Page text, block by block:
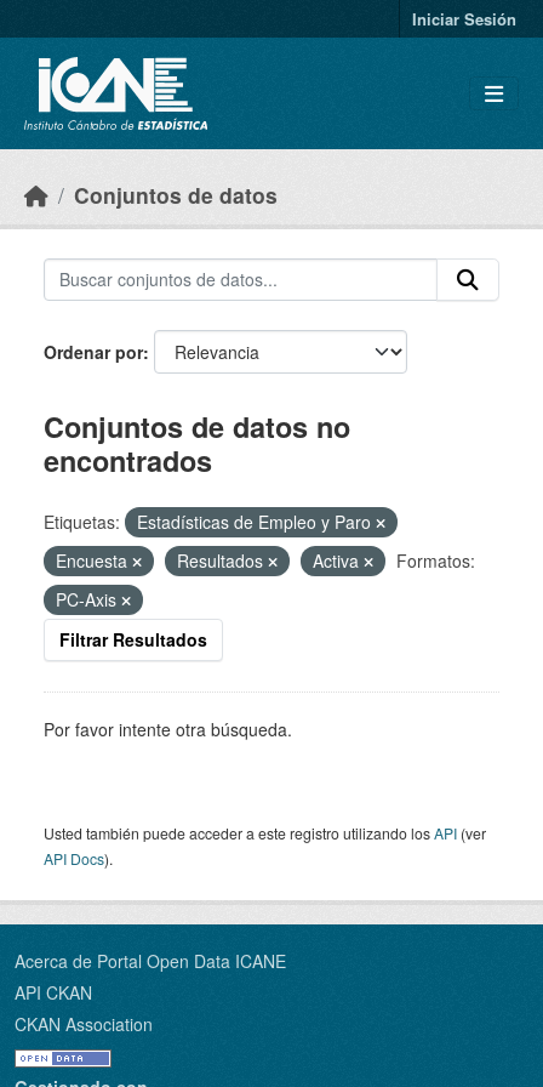
Iniciar Sesión
Conjuntos de datos
Ordenar por
Conjuntos de datos no
encontrados
Etiquetas:
Estadísticas de Empleo y Paro
Encuesta
Resultados Activa
Formatos:
PC-Axis
Filtrar Resultados
Por favor intente otra búsqueda.
Usted también puede acceder a este registro utilizando losAPI (ver
API Docs).
Acerca de Portal Open Data ICANE
API CKAN
CKAN Association